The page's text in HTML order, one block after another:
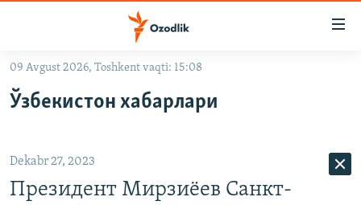
Асосий
Қидиришга
ўтинг
OZODLIK SURISHTIRUVLARI
На русском
09 Avgust 2026, Toshkent vaqti: 15:08
Ўзбекистон хабарлари
Dekabr 27, 2023
Президент Мирзиёев Санкт-